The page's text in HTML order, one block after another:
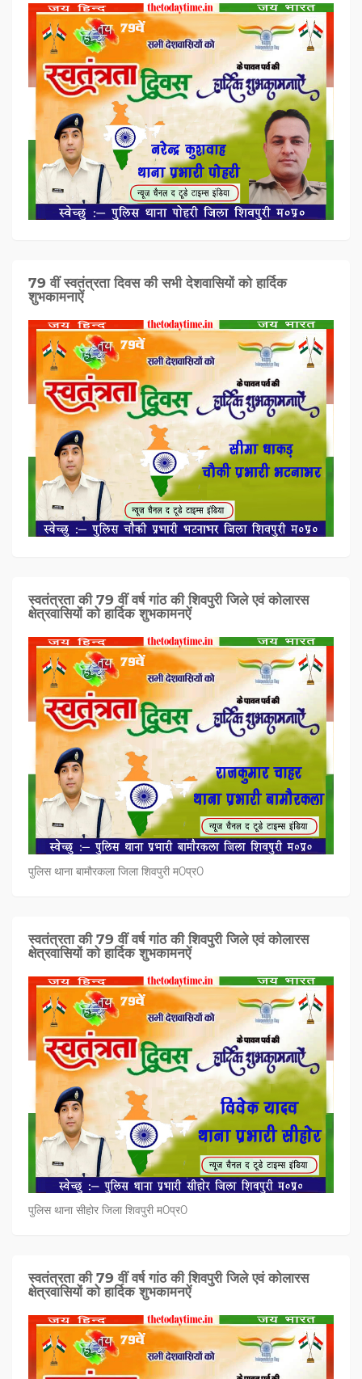
79 वीं स्वतंत्रता दिवस की सभी देशवासियों को हार्दिक
शुभकामनाऐं
स्वतंत्रता की 79 वीं वर्ष गांठ की शिवपुरी जिले एवं कोलारस
क्षेत्रवासियों को हार्दिक शुभकामनऐं
पुलिस थाना बामौरकला जिला शिवपुरी म0प्र0
स्वतंत्रता की 79 वीं वर्ष गांठ की शिवपुरी जिले एवं कोलारस
क्षेत्रवासियों को हार्दिक शुभकामनऐं
पुलिस थाना सीहोर जिला शिवपुरी म0प्र0
स्वतंत्रता की 79 वीं वर्ष गांठ की शिवपुरी जिले एवं कोलारस
क्षेत्रवासियों को हार्दिक शुभकामनऐं